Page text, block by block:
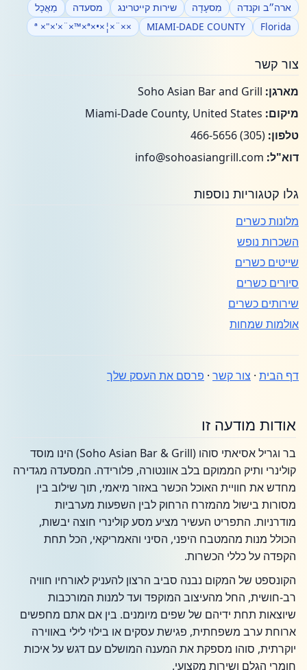
ארה״ב וקנדה מִסעָדָה שירות קייטרינג מסעדה
מַאֲכָל
Florida
MIAMI-DADE COUNTY
××¨×¦×•×ª ×"×'×¨×™×ª
צור קשר
מארגן:
מיקום:
טלפון: (305) 466-5656
דוא"ל: info@sohoasiangrill.com
גלו קטגוריות נוספות
מלונות כשרים
השכרות נופש
שייטים כשרים
סיורים כשרים
שירותים כשרים
אולמות שמחות
דף הבית · צור קשר · פרסם את העסק שלך
אודות מודעה זו
בר וגריל אסיאתי סוהו (Soho Asian Bar & Grill) הינו מוסד
קולינרי ותיק הממוקם בלב אוונטורה, פלורידה. המסעדה מגדירה
מחדש את חוויית האוכל הכשר באזור מיאמי, תוך שילוב בין
מסורות בישול מהמזרח הרחוק לבין השפעות מערביות
מודרניות. התפריט העשיר מציע מסע קולינרי חוצה יבשות,
הכולל מנות מהמטבח היפני, הסיני והאמריקאי, הכל תחת
הקפדה על כללי הכשרות.
הקונספט של המקום נבנה סביב הרצון להעניק לאורחיו חוויה
רב-חושית, החל מהעיצוב המוקפד ועד למנות המורכבות
שיוצאות תחת ידיהם של שפים מיומנים. בין אם אתם מחפשים
ארוחת ערב משפחתית, פגישת עסקים או בילוי לילי באווירה
יוקרתית, סוהו מספקת את המענה המושלם עם דגש על איכות
חומרי הגלם ושירות מקצועי.